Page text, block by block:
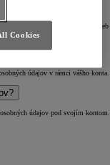
môžete prejsť na ponuku služieb
údajov v rámci vášho konta.
údajov pod svojím kontom.
Cookies